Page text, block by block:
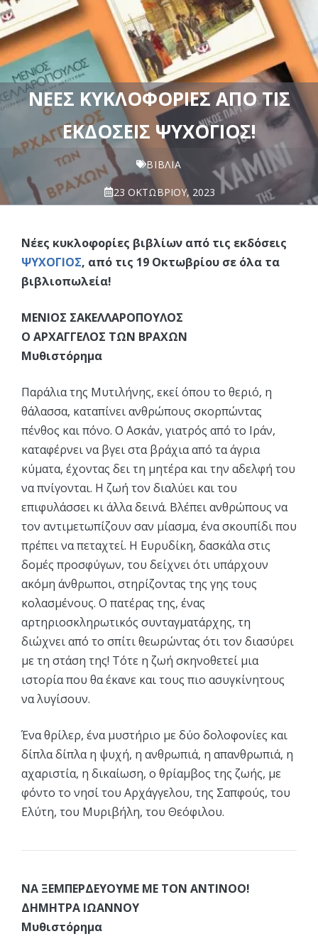
ΝΈΕΣ ΚΥΚΛΟΦΟΡΊΕΣ ΑΠΌ ΤΙΣ
ΕΚΔΌΣΕΙΣ ΨΥΧΟΓΙΌΣ!
ΒΙΒΛΊΑ
23 ΟΚΤΩΒΡΊΟΥ, 2023
Νέες κυκλοφορίες βιβλίων από τις εκδόσεις
ΨΥΧΟΓΙΟΣ, από τις 19 Οκτωβρίου σε όλα τα
βιβλιοπωλεία!
ΜΕΝΙΟΣ ΣΑΚΕΛΛΑΡΟΠΟΥΛΟΣ
Ο ΑΡΧΑΓΓΕΛΟΣ ΤΩΝ ΒΡΑΧΩΝ
Μυθιστόρημα
Παράλια της Μυτιλήνης, εκεί όπου το θεριό, η
θάλασσα, καταπίνει ανθρώπους σκορπώντας
πένθος και πόνο. Ο Ασκάν, γιατρός από το Ιράν,
καταφέρνει να βγει στα βράχια από τα άγρια
κύματα, έχοντας δει τη μητέρα και την αδελφή του
να πνίγονται. Η ζωή τον διαλύει και του
επιφυλάσσει κι άλλα δεινά. Βλέπει ανθρώπους να
τον αντιμετωπίζουν σαν μίασμα, ένα σκουπίδι που
πρέπει να πεταχτεί. Η Ευρυδίκη, δασκάλα στις
δομές προσφύγων, του δείχνει ότι υπάρχουν
ακόμη άνθρωποι, στηρίζοντας της γης τους
κολασμένους. Ο πατέρας της, ένας
αρτηριοσκληρωτικός συνταγματάρχης, τη
διώχνει από το σπίτι θεωρώντας ότι τον διασύρει
με τη στάση της! Τότε η ζωή σκηνοθετεί μια
ιστορία που θα έκανε και τους πιο ασυγκίνητους
να λυγίσουν.
Ένα θρίλερ, ένα μυστήριο με δύο δολοφονίες και
δίπλα δίπλα η ψυχή, η ανθρωπιά, η απανθρωπιά, η
αχαριστία, η δικαίωση, ο θρίαμβος της ζωής, με
φόντο το νησί του Αρχάγγελου, της Σαπφούς, του
Ελύτη, του Μυριβήλη, του Θεόφιλου.
ΝΑ ΞΕΜΠΕΡΔΕΥΟΥΜΕ ΜΕ ΤΟΝ ΑΝΤΙΝΟΟ!
ΔΗΜΗΤΡΑ ΙΩΑΝΝΟΥ
Μυθιστόρημα